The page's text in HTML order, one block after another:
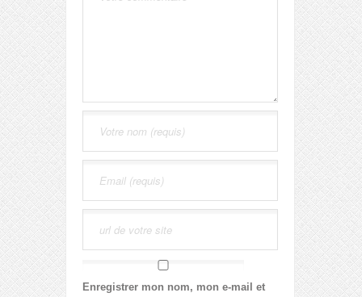
Enregistrer mon nom, mon e-mail et